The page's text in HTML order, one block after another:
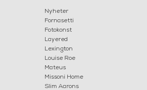
Nyheter
Fornasetti
Fotokonst
Layered
Lexington
Louise Roe
Mateus
Missoni Home
Slim Aarons